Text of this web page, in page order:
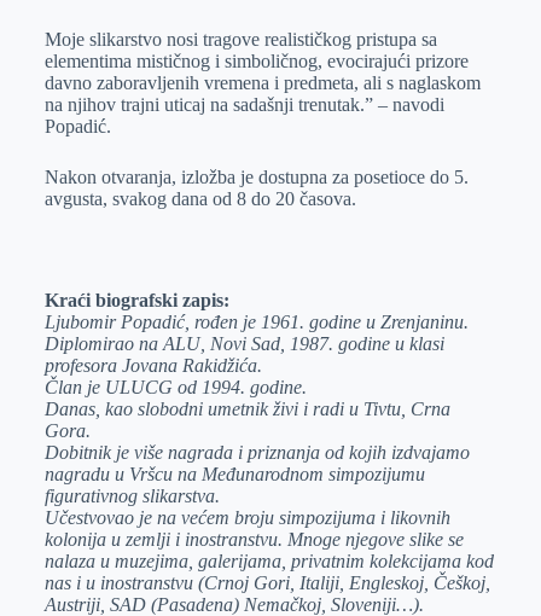
Moje slikarstvo nosi tragove realističkog pristupa sa
elementima mističnog i simboličnog, evocirajući prizore
davno zaboravljenih vremena i predmeta, ali s naglaskom
na njihov trajni uticaj na sadašnji trenutak.” – navodi
Popadić.
Nakon otvaranja, izložba je dostupna za posetioce do 5.
avgusta, svakog dana od 8 do 20 časova.
Kraći biografski zapis:
Ljubomir Popadić, rođen je 1961. godine u Zrenjaninu.
Diplomirao na ALU, Novi Sad, 1987. godine u klasi
profesora Jovana Rakidžića.
Član je ULUCG od 1994. godine.
Danas, kao slobodni umetnik živi i radi u Tivtu, Crna
Gora.
Dobitnik je više nagrada i priznanja od kojih izdvajamo
nagradu u Vršcu na Međunarodnom simpozijumu
figurativnog slikarstva.
Učestvovao je na većem broju simpozijuma i likovnih
kolonija u zemlji i inostranstvu. Mnoge njegove slike se
nalaza u muzejima, galerijama, privatnim kolekcijama kod
nas i u inostranstvu (Crnoj Gori, Italiji, Engleskoj, Češkoj,
Austriji, SAD (Pasadena) Nemačkoj, Sloveniji…).